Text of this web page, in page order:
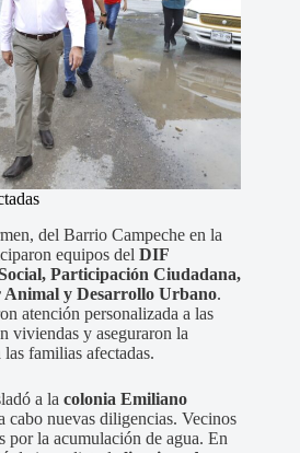
del Barrio Campeche en la
equipos del DIF
Participación Ciudadana,
Animal y Desarrollo Urbano.
atención personalizada a las
viviendas y aseguraron la
familias afectadas.
a la colonia Emiliano
cabo nuevas diligencias. Vecinos
por la acumulación de agua. En